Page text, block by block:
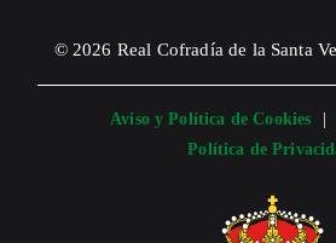
© 2026 Real Cofradía de la Santa
Aviso y Política de Cookies
Política de